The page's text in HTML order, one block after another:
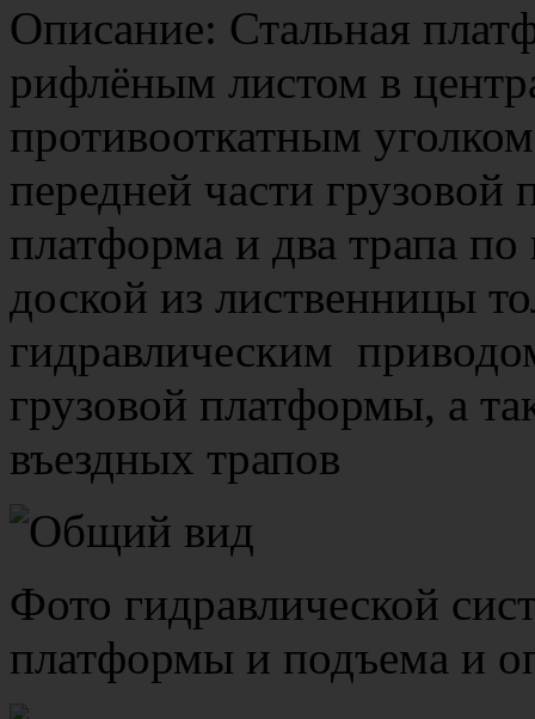
Описание: Стальная
рифлёным листом в
противооткатным
передней части
платформа и два трапа
доской из лиственницы
гидравлическим
грузовой платформы, а
въездных трапов
Фото гидравлической
платформы и подъема и